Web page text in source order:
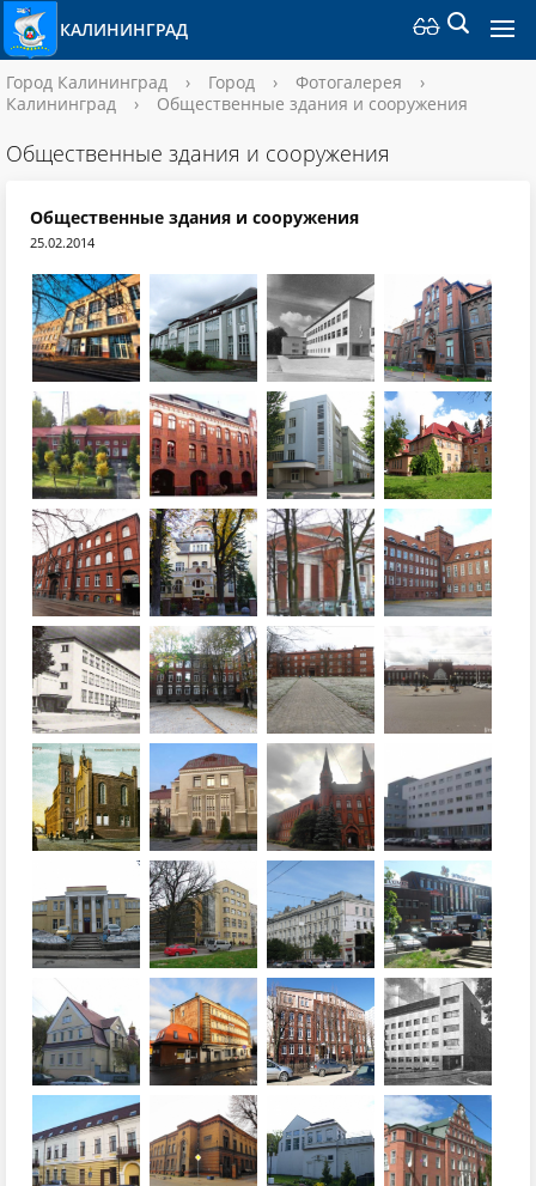
КАЛИНИНГРАД
Город Калининград › Город › Фотогалерея
›
Калининград
› Общественные здания и сооружения
Общественные здания и сооружения
Общественные здания и сооружения
25.02.2014